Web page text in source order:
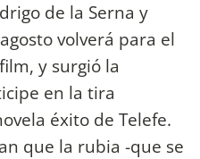
de la Serna y
volverá para el
y surgió la
en la tira
éxito de Telefe.
que la rubia -que se